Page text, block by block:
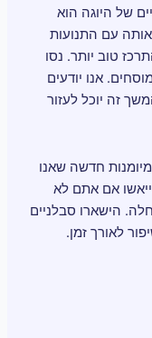
היוגה הוא
עם התנועות
טוב יותר. נסו
אנו יודעים
יוכל לעזור
חדשה שאנו
אם אתם לא
הישארו סבלניים
לאורך זמן.